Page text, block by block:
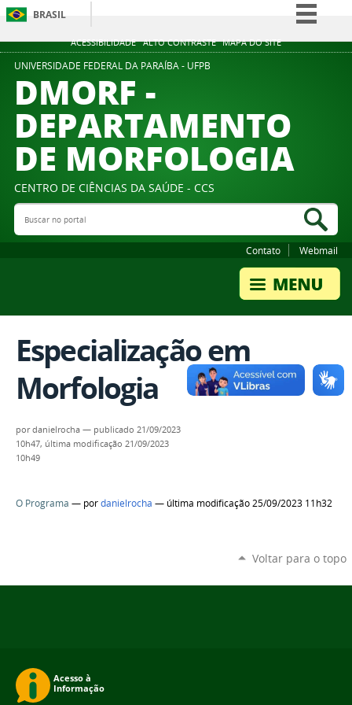
ACESSIBILIDADE ALTO CONTRASTE MAPA DO SITE
BRASIL
Simplifique!
Acesso à informação
Legislação
Canais
UNIVERSIDADE FEDERAL DA PARAÍBA - UFPB
DMORF -
DEPARTAMENTO
DE MORFOLOGIA
CENTRO DE CIÊNCIAS DA SAÚDE - CCS
Buscar no portal
Contato Webmail
Especialização em
Morfologia
pordanielrocha — publicado 21/09/2023
10h47, última modificação 21/09/2023
10h49
O Programa — pordanielrocha — última modificação 25/09/2023 11h32
Voltar para o topo